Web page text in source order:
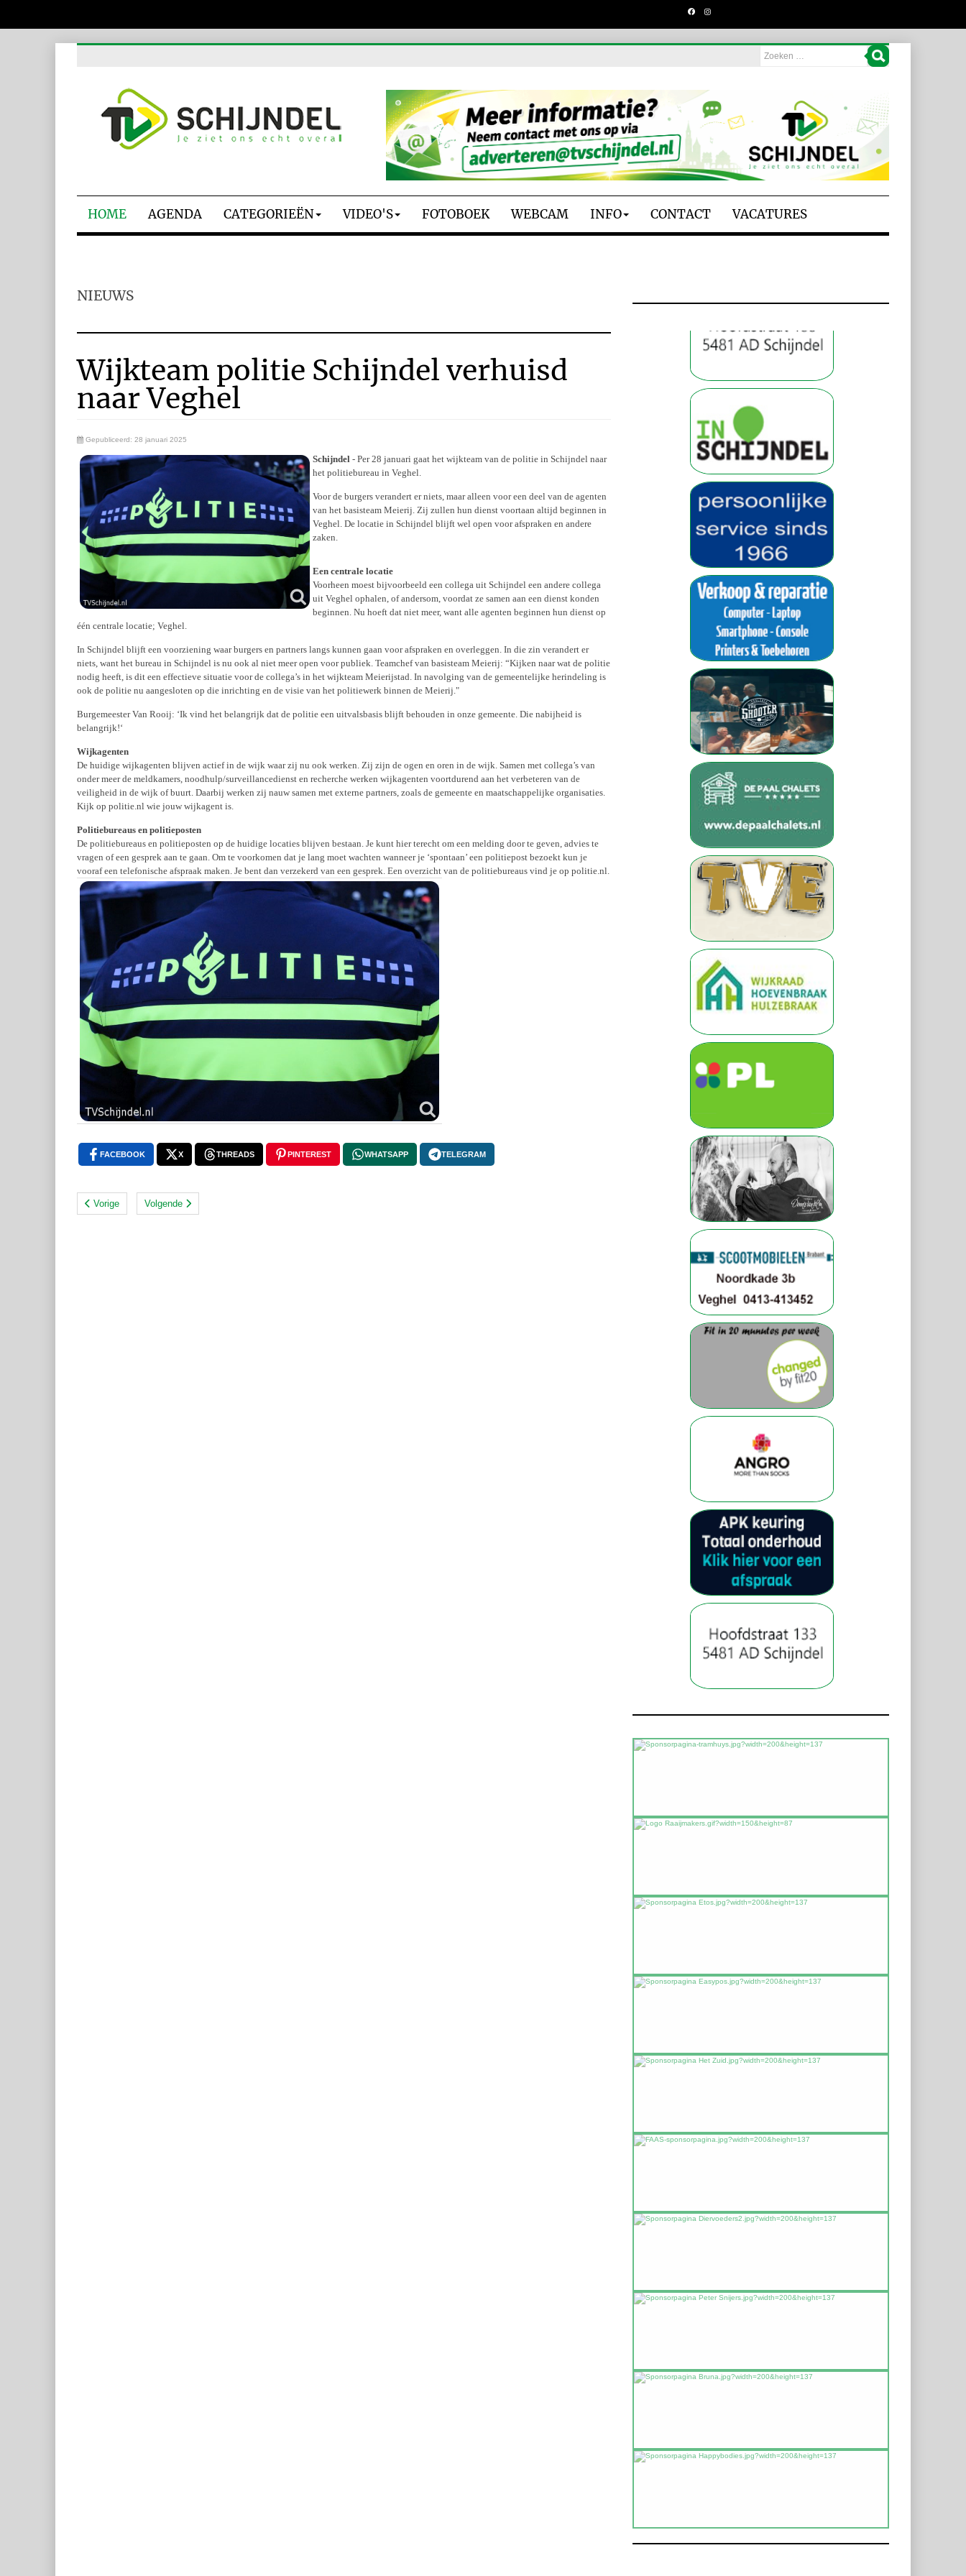
HOME AGENDA CATEGORIEËN VIDEO'S FOTOBOEK WEBCAM INFO CONTACT VACATURES
NIEUWS
Wijkteam politie Schijndel verhuisd
naar Veghel
Gepubliceerd: 28 januari 2025
Schijndel - Per 28 januari gaat het wijkteam van de politie in Schijndel naar
het politiebureau in Veghel.
Voor de burgers verandert er niets, maar alleen voor een deel van de agenten
van het basisteam Meierij. Zij zullen hun dienst voortaan altijd beginnen in
Veghel. De locatie in Schijndel blijft wel open voor afspraken en andere
zaken.
Een centrale locatie
Voorheen moest bijvoorbeeld een collega uit Schijndel een andere collega
uit Veghel ophalen, of andersom, voordat ze samen aan een dienst konden
beginnen. Nu hoeft dat niet meer, want alle agenten beginnen hun dienst op
één centrale locatie; Veghel.
In Schijndel blijft een voorziening waar burgers en partners langs kunnen gaan voor afspraken en overleggen. In die zin verandert er
niets, want het bureau in Schijndel is nu ook al niet meer open voor publiek. Teamchef van basisteam Meierij: “Kijken naar wat de politie
nodig heeft, is dit een effectieve situatie voor de collega’s in het wijkteam Meierijstad. In navolging van de gemeentelijke herindeling is
ook de politie nu aangesloten op die inrichting en de visie van het politiewerk binnen de Meierij."
Burgemeester Van Rooij: ‘Ik vind het belangrijk dat de politie een uitvalsbasis blijft behouden in onze gemeente. Die nabijheid is
belangrijk!‘
Wijkagenten
De huidige wijkagenten blijven actief in de wijk waar zij nu ook werken. Zij zijn de ogen en oren in de wijk. Samen met collega’s van
onder meer de meldkamers, noodhulp/surveillancedienst en recherche werken wijkagenten voortdurend aan het verbeteren van de
veiligheid in de wijk of buurt. Daarbij werken zij nauw samen met externe partners, zoals de gemeente en maatschappelijke organisaties.
Kijk op politie.nl wie jouw wijkagent is.
Politiebureaus en politieposten
De politiebureaus en politieposten op de huidige locaties blijven bestaan. Je kunt hier terecht om een melding door te geven, advies te
vragen of een gesprek aan te gaan. Om te voorkomen dat je lang moet wachten wanneer je ‘spontaan’ een politiepost bezoekt kun je
vooraf een telefonische afspraak maken. Je bent dan verzekerd van een gesprek. Een overzicht van de politiebureaus vind je op politie.nl.
FACEBOOK X THREADS PINTEREST WHATSAPP TELEGRAM
Vorige Volgende